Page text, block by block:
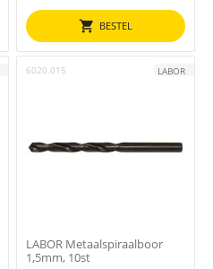
BESTEL
6020.015 LABOR
LABOR Metaalspiraalboor
1,5mm, 10st